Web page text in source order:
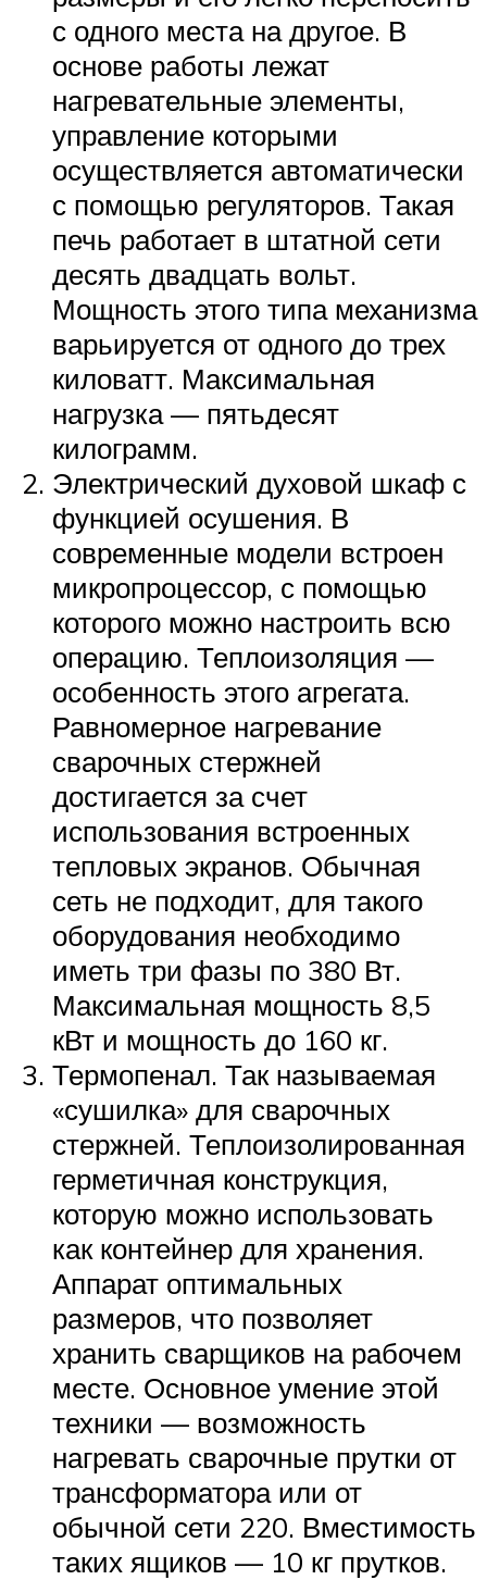
с одного места на другое. В
основе работы лежат
нагревательные элементы,
управление которыми
осуществляется автоматически
с помощью регуляторов. Такая
печь работает в штатной сети
десять двадцать вольт.
Мощность этого типа механизма
варьируется от одного до трех
киловатт. Максимальная
нагрузка — пятьдесят
килограмм.
Электрический духовой шкаф с
функцией осушения. В
современные модели встроен
микропроцессор, с помощью
которого можно настроить всю
операцию. Теплоизоляция —
особенность этого агрегата.
Равномерное нагревание
сварочных стержней
достигается за счет
использования встроенных
тепловых экранов. Обычная
сеть не подходит, для такого
оборудования необходимо
иметь три фазы по 380 Вт.
Максимальная мощность 8,5
кВт и мощность до 160 кг.
Термопенал. Так называемая
«сушилка» для сварочных
стержней. Теплоизолированная
герметичная конструкция,
которую можно использовать
как контейнер для хранения.
Аппарат оптимальных
размеров, что позволяет
хранить сварщиков на рабочем
месте. Основное умение этой
техники — возможность
нагревать сварочные прутки от
трансформатора или от
обычной сети 220. Вместимость
таких ящиков — 10 кг прутков.